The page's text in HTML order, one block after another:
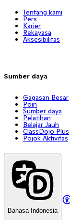
Tentang kami
Pers
Karier
Rekayasa
Aksesibilitas
Sumber daya
Gagasan Besar
Poin
Sumber daya
Pelatihan
Belajar Jauh
ClassDojo Plus
Pojok Aktivitas
Bahasa Indonesia